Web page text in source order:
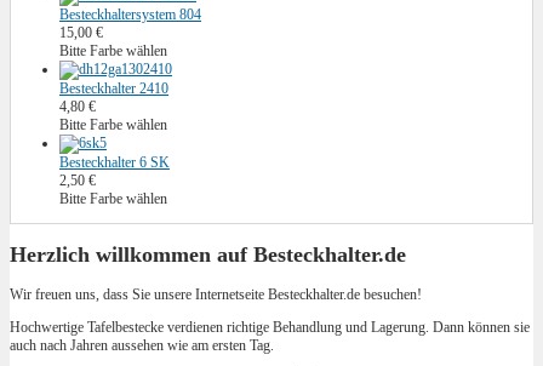
Besteckhaltersystem 804
15,00 €
Bitte Farbe wählen
Besteckhalter 2410
4,80 €
Bitte Farbe wählen
Besteckhalter 6 SK
2,50 €
Bitte Farbe wählen
Herzlich willkommen auf Besteckhalter.de
Wir freuen uns, dass Sie unsere Internetseite Besteckhalter.de besuchen!
Hochwertige Tafelbestecke verdienen richtige Behandlung und Lagerung. Dann können sie
auch nach Jahren aussehen wie am ersten Tag.